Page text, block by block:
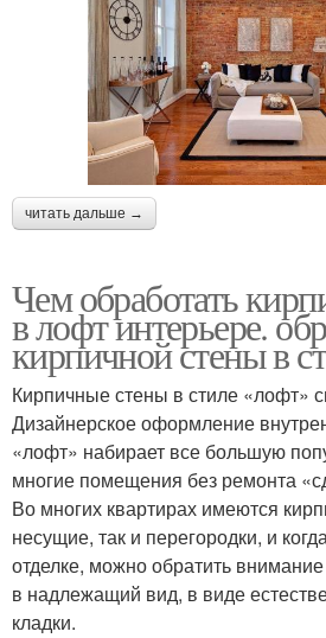
читать дальше →
Чем обработать
в лофт интерьере.
кирпичной стены в
Кирпичные стены в стиле «лофт»
Дизайнерское оформление
«лофт» набирает все большую
многие помещения без ремонта
Во многих квартирах имеются
несущие, так и перегородки, и
отделке, можно обратить
в надлежащий вид, в виде
кладки.